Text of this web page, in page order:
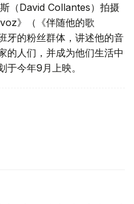
（David Collantes）拍摄
》（《伴随他的歌
牙的粉丝群体，讲述他的音
的人们，并成为他们生活中
于今年9月上映。